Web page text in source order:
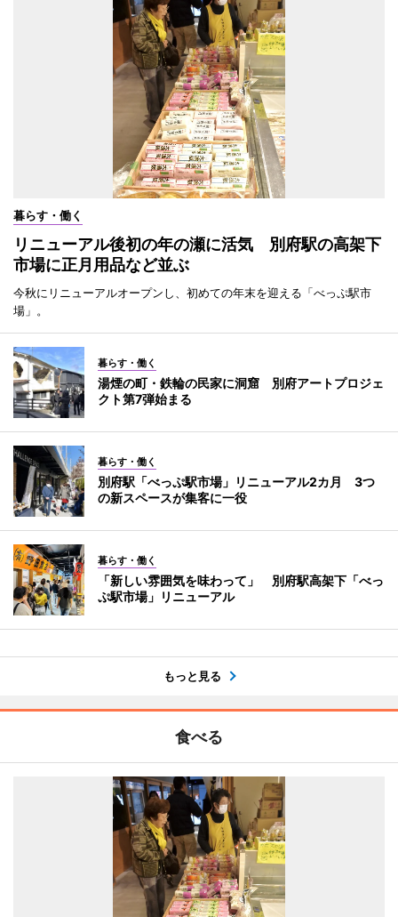
暮らす・働く
リニューアル後初の年の瀬に活気 別府駅の高架下
市場に正月用品など並ぶ
今秋にリニューアルオープンし、初めての年末を迎える「べっぷ駅市
場」。
暮らす・働く
湯煙の町・鉄輪の民家に洞窟 別府アートプロジェ
クト第7弾始まる
暮らす・働く
別府駅「べっぷ駅市場」リニューアル2カ月 3つ
の新スペースが集客に一役
暮らす・働く
「新しい雰囲気を味わって」 別府駅高架下「べっ
ぷ駅市場」リニューアル
もっと見る
食べる